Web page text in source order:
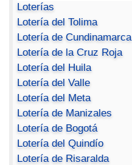
Loterías
Lotería del Tolima
Lotería de Cundinamarca
Lotería de la Cruz Roja
Lotería del Huila
Lotería del Valle
Lotería del Meta
Lotería de Manizales
Lotería de Bogotá
Lotería del Quindío
Lotería de Risaralda